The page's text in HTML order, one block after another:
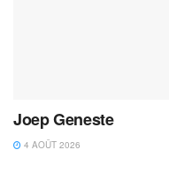
Joep Geneste
4 AOÛT 2026